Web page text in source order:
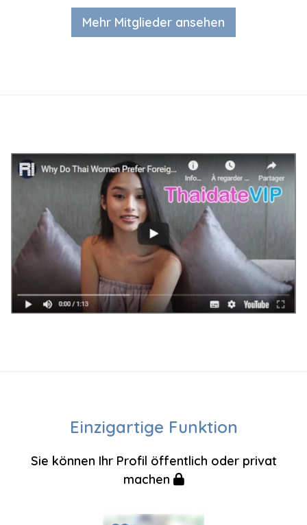
Mehr Mitglieder ansehen
Einzigartige Funktion
Sie können Ihr Profil öffentlich oder privat
machen